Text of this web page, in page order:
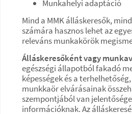
Munkahelyi adaptáció
Mind a MMK álláskeresők,
számára hasznos lehet az
releváns munkakörök
Álláskeresőként vagy
egészségi állapotból fakadó
képességek és a
munkkaör elvárásainak
szempontjából van
információknak. Az